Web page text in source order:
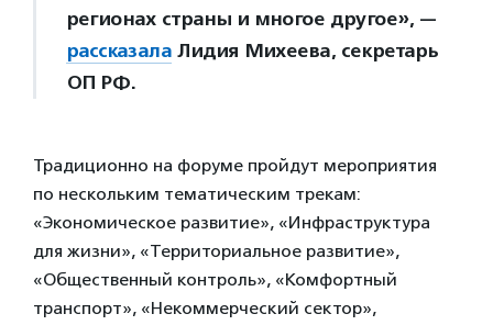
регионах страны и многое другое», —
рассказала Лидия Михеева, секретарь
ОП РФ.
Традиционно на форуме пройдут мероприятия
по нескольким тематическим трекам:
«Экономическое развитие», «Инфраструктура
для жизни», «Территориальное развитие»,
«Общественный контроль», «Комфортный
транспорт», «Некоммерческий сектор»,